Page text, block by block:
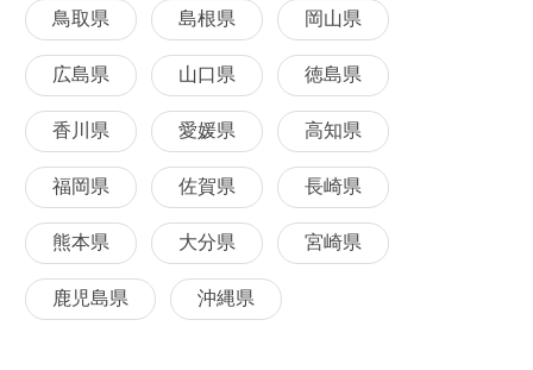
鳥取県 島根県 岡山県
広島県 山口県 徳島県
香川県 愛媛県 高知県
福岡県 佐賀県 長崎県
熊本県 大分県 宮崎県
鹿児島県 沖縄県